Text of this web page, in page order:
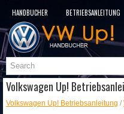
HANDBÜCHER BETRIEBSANLEITUNG
SITEMAP
Volkswagen Up!
Volkswagen Up! Betriebsanleitung /